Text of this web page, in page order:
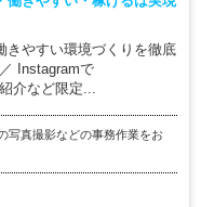
きやすい環境づくりを徹底
Instagramで
介など限定...
写真撮影などの事務作業をお